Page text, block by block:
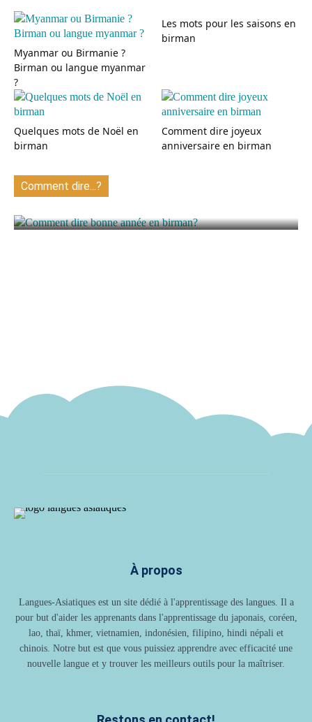
Myanmar ou Birmanie ?
Birman ou langue myanmar
?
Les mots pour les saisons en
birman
Quelques mots de Noël en
birman
Comment dire joyeux
anniversaire en birman
Comment dire...?
À propos
Langues-Asiatiques est un site dédié à l'apprentissage des langues. Il a
pour but d'aider les apprenants dans l'apprentissage du japonais, coréen,
lao, thaï, khmer, vietnamien, indonésien, filipino, hindi népali et
chinois. Notre but est que vous puissiez apprendre avec efficacité une
nouvelle langue et y trouver les meilleurs outils pour la maîtriser.